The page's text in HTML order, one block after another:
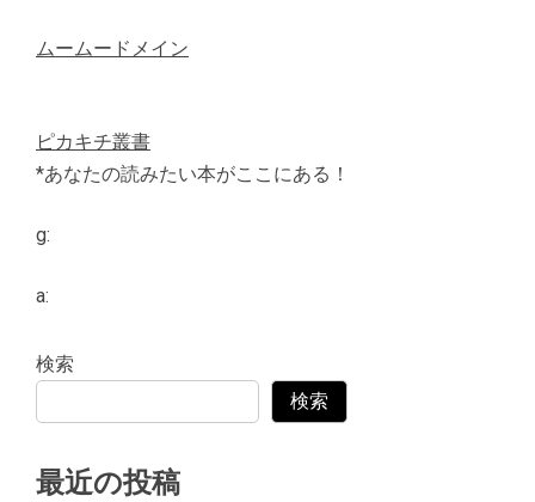
ムームードメイン
ピカキチ叢書
*あなたの読みたい本がここにある！
g:
a:
検索
検索
最近の投稿